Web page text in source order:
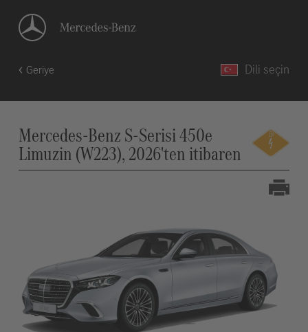
Geriye Dili seçin
Mercedes-Benz S-Serisi 450e
Limuzin (W223), 2026'ten itibaren